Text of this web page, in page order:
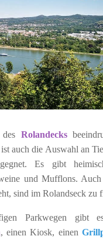
Rolandecks
auch die Auswahl an
Es gibt
und Mufflons.
sind im Rolandseck zu
Parkwegen gibt es
, einen Kiosk, einen